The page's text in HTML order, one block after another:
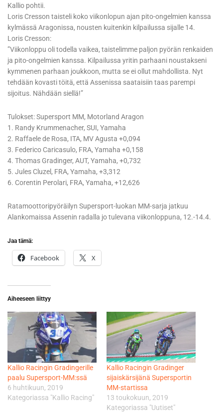
Kallio pohtii.
Loris Cresson taisteli koko viikonlopun ajan pito-ongelmien kanssa
kylmässä Aragonissa, nousten kuitenkin kilpailussa sijalle 14.
Loris Cresson:
”Viikonloppu oli todella vaikea, taistelimme paljon pyörän renkaiden
ja pito-ongelmien kanssa. Kilpailussa yritin parhaani noustakseni
kymmenen parhaan joukkoon, mutta se ei ollut mahdollista. Nyt
tehdään kovasti töitä, että Assenissa saataisiin taas parempi
sijoitus. Nähdään siellä!”
Tulokset: Supersport MM, Motorland Aragon
1. Randy Krummenacher, SUI, Yamaha
2. Raffaele de Rosa, ITA, MV Agusta +0,094
3. Federico Caricasulo, FRA, Yamaha +0,158
4. Thomas Gradinger, AUT, Yamaha, +0,732
5. Jules Cluzel, FRA, Yamaha, +3,312
6. Corentin Perolari, FRA, Yamaha, +12,626
Ratamoottoripyöräilyn Supersport-luokan MM-sarja jatkuu
Alankomaissa Assenin radalla jo tulevana viikonloppuna, 12.-14.4.
Jaa tämä:
Facebook X
Aiheeseen liittyy
Kallio Racingin Gradingerille
paalu Supersport-MM:ssä
6 huhtikuun, 2019
Kategoriassa "Kallio Racing"
Kallio Racingin Gradinger
sijaiskärsijänä Supersportin
MM-startissa
13 toukokuun, 2019
Kategoriassa "Uutiset"